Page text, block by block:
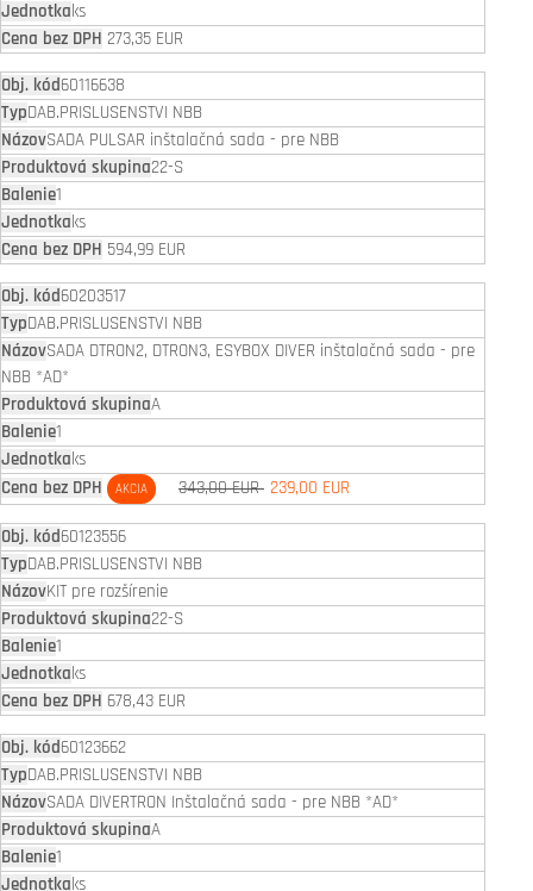
ks
273,35 EUR
60116638
DAB.PRISLUSENSTVI NBB
SADA PULSAR inštalačná sada - pre NBB
22-S
1
ks
594,99 EUR
60203517
DAB.PRISLUSENSTVI NBB
SADA DTRON2, DTRON3, ESYBOX DIVER inštalačná sada - pre
NBB *AD*
A
1
ks
AKCIA 343,00 EUR 239,00 EUR
60123556
DAB.PRISLUSENSTVI NBB
KIT pre rozšírenie
22-S
1
ks
678,43 EUR
60123662
DAB.PRISLUSENSTVI NBB
SADA DIVERTRON Inštalačná sada - pre NBB *AD*
A
1
ks